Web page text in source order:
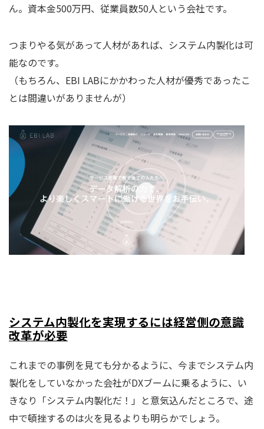
ん。資本金500万円、従業員数50人という会社です。
つまりやる気があって人材があれば、システム内製化は可
能なのです。
（もちろん、EBI LABにかかわった人材が優秀であったこ
とは間違いがありませんが）
システム内製化を実現するには経営側の意識
改革が必要
これまでの事例を見ても分かるように、今までシステム内
製化をしていなかった会社がDXブームに乗るように、い
きなり「システム内製化だ！」と意気込んだところで、途
中で頓挫するのは火を見るよりも明らかでしょう。